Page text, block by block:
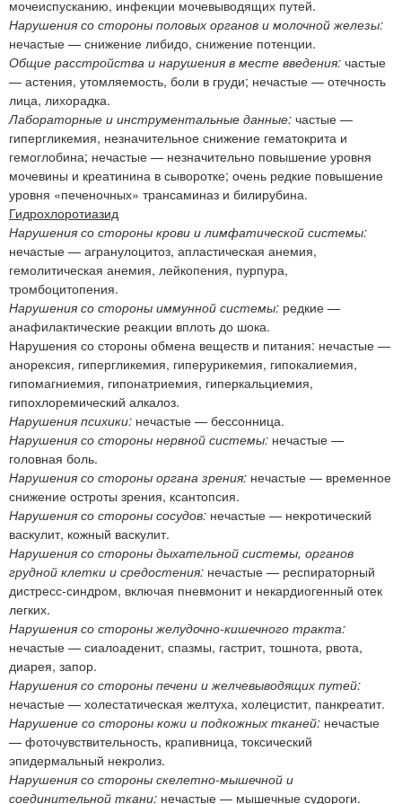
мочеиспусканию, инфекции мочевыводящих путей.
Нарушения со стороны половых органов и молочной железы:
нечастые — снижение либидо, снижение потенции.
Общие расстройства и нарушения в месте введения: частые
— астения, утомляемость, боли в груди; нечастые — отечность
лица, лихорадка.
Лабораторные и инструментальные данные: частые —
гипергликемия, незначительное снижение гематокрита и
гемоглобина; нечастые — незначительно повышение уровня
мочевины и креатинина в сыворотке; очень редкие повышение
уровня «печеночных» трансаминаз и билирубина.
Гидрохлоротиазид
Нарушения со стороны крови и лимфатической системы:
нечастые — агранулоцитоз, апластическая анемия,
гемолитическая анемия, лейкопения, пурпура,
тромбоцитопения.
Нарушения со стороны иммунной системы: редкие —
анафилактические реакции вплоть до шока.
Нарушения со стороны обмена веществ и питания: нечастые —
анорексия, гипергликемия, гиперурикемия, гипокалиемия,
гипомагниемия, гипонатриемия, гиперкальциемия,
гипохлоремический алкалоз.
Нарушения психики: нечастые — бессонница.
Нарушения со стороны нервной системы: нечастые —
головная боль.
Нарушения со стороны органа зрения: нечастые — временное
снижение остроты зрения, ксантопсия.
Нарушения со стороны сосудов: нечастые — некротический
васкулит, кожный васкулит.
Нарушения со стороны дыхательной системы, органов
грудной клетки и средостения: нечастые — респираторный
дистресс-синдром, включая пневмонит и некардиогенный отек
легких.
Нарушения со стороны желудочно-кишечного тракта:
нечастые — сиалоаденит, спазмы, гастрит, тошнота, рвота,
диарея, запор.
Нарушения со стороны печени и желчевыводящих путей:
нечастые — холестатическая желтуха, холецистит, панкреатит.
Нарушение со стороны кожи и подкожных тканей: нечастые
— фоточувствительность, крапивница, токсический
эпидермальный некролиз.
Нарушения со стороны скелетно-мышечной и
соединительной ткани: нечастые — мышечные судороги.